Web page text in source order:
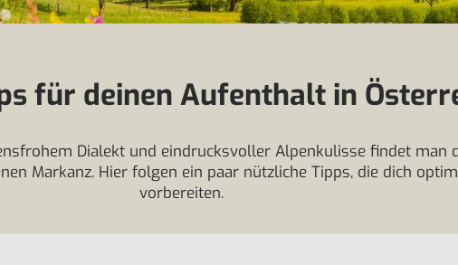
für deinen Aufenthalt in
Dialekt und eindrucksvoller Alpenkulisse findet man
Markanz. Hier folgen ein paar nützliche Tipps, die dich
vorbereiten.